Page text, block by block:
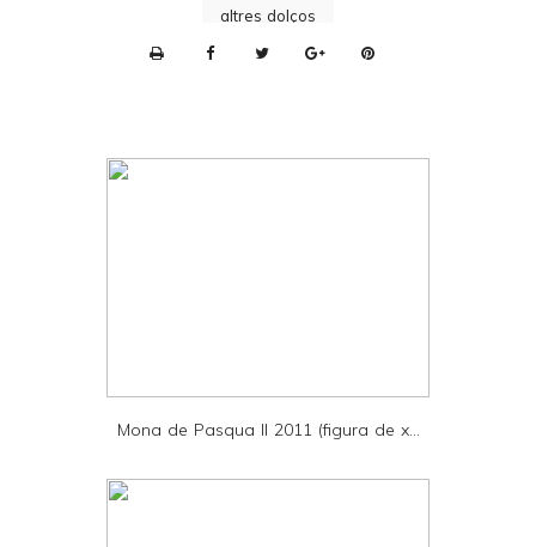
altres dolços
n
d
Mona de Pasqua II 2011 (figura de x...